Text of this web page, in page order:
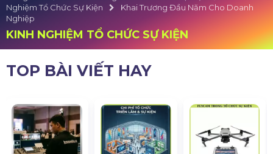
Nghiệm Tổ Chức Sự Kiện
Khai Trương Đầu Năm Cho Doanh
Nghiệp
KINH NGHIỆM TỔ CHỨC SỰ KIỆN
TOP BÀI VIẾT HAY